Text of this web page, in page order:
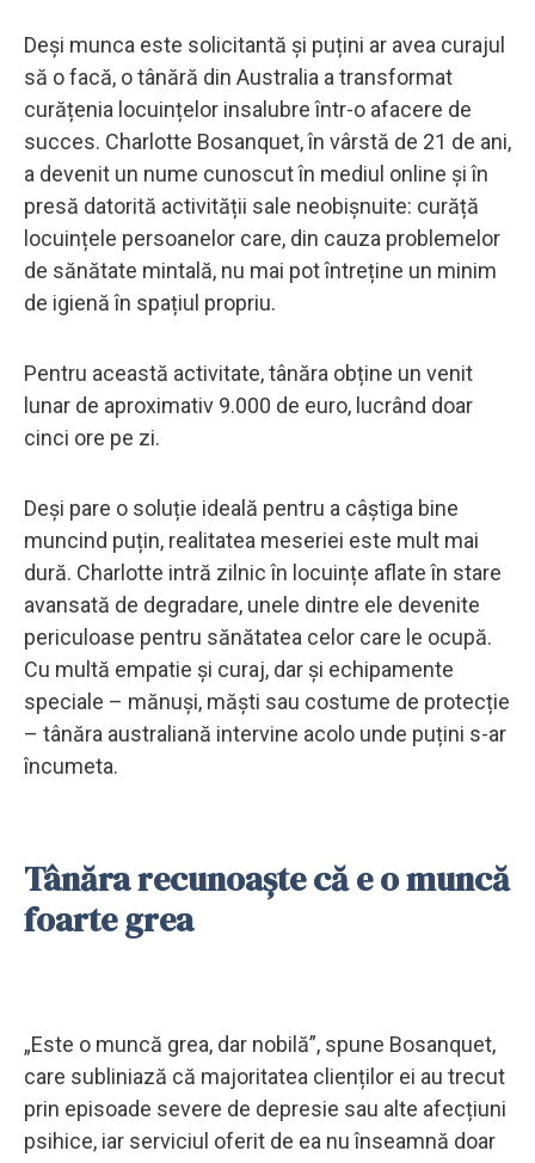
Deși munca este solicitantă și puțini ar avea curajul
să o facă, o tânără din Australia a transformat
curățenia locuințelor insalubre într-o afacere de
succes. Charlotte Bosanquet, în vârstă de 21 de ani,
a devenit un nume cunoscut în mediul online și în
presă datorită activității sale neobișnuite: curăță
locuințele persoanelor care, din cauza problemelor
de sănătate mintală, nu mai pot întreține un minim
de igienă în spațiul propriu.
Pentru această activitate, tânăra obține un venit
lunar de aproximativ 9.000 de euro, lucrând doar
cinci ore pe zi.
Deși pare o soluție ideală pentru a câștiga bine
muncind puțin, realitatea meseriei este mult mai
dură. Charlotte intră zilnic în locuințe aflate în stare
avansată de degradare, unele dintre ele devenite
periculoase pentru sănătatea celor care le ocupă.
Cu multă empatie și curaj, dar și echipamente
speciale – mănuși, măști sau costume de protecție
– tânăra australiană intervine acolo unde puțini s-ar
încumeta.
Tânăra recunoaște că e o muncă
foarte grea
„Este o muncă grea, dar nobilă”, spune Bosanquet,
care subliniază că majoritatea clienților ei au trecut
prin episoade severe de depresie sau alte afecțiuni
psihice, iar serviciul oferit de ea nu înseamnă doar